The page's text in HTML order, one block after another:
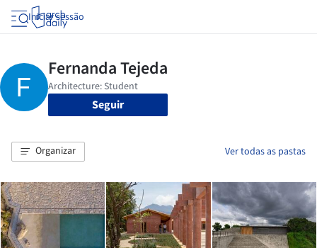
Iniciar sessão
Seguir
Organizar Ver todas as pastas